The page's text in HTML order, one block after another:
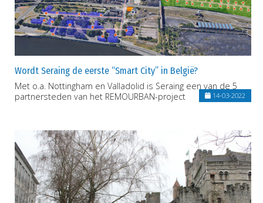
Wordt Seraing de eerste “Smart City” in België?
Met o.a. Nottingham en Valladolid is Seraing een van de 5
partnersteden van het REMOURBAN-project
14-03-2022